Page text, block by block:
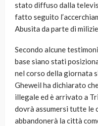
stato diffuso dalla
fatto seguito
Abusita da parte di
Secondo alcune
base siano stati
nel corso della giornata
Gheweil ha dichiarato
illegale ed è arrivato a
dovrà assumersi tutte le
abbandonerà la città